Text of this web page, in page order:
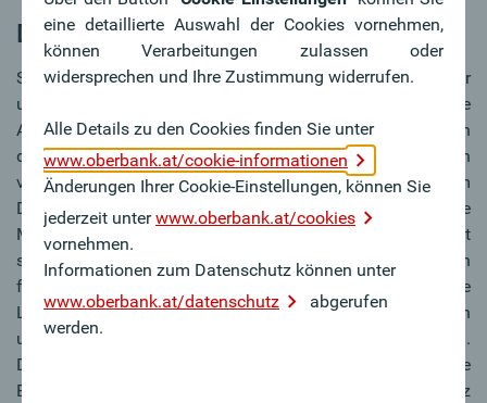
Die Angebotsvielfalt steigt
Seit der Markt boomt, werden die Entwürfe immer kreativer
und hochwertiger. In Österreich gibt es bereits dutzende
Anbieter, deren Kreativität keine Grenzen kennt. Wie hoch
die Zahl der Bestellungen derzeit ist, wird aber selten
verraten. Jedoch liegen die Wartezeiten aktuell im
Durchschnitt bei einem halben Jahr, bevor das eigene
Minihaus aus der Werkstatt rollt. Das Angebot umfasst
sowohl mobile Häuser, als auch eine Reihe von
feststehenden Konzepten. Dazu gehören ausgefallene
Lösungen wie etwa alte Schiffscontainer, die relativ einfach
und in unbegrenzten Modulen ausgebaut werden können.
Das Ganze lässt sich mit Smart-Home Technologie wie
Belichtung, Energiemanagement und Einbruchsschutz
eine detaillierte Auswahl der Cookies vornehmen,
können Verarbeitungen zulassen oder
widersprechen und Ihre Zustimmung widerrufen.
Alle Details zu den Cookies finden Sie unter
www.oberbank.at/cookie-informationen
Änderungen Ihrer Cookie-Einstellungen, können Sie
jederzeit unterwww.oberbank.at/cookies
vornehmen.
Informationen zum Datenschutz können unter
www.oberbank.at/datenschutz
abgerufen
werden.